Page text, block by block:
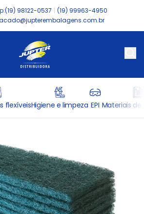
(19) 98122-0537
(19) 99963-4950
flexíveisHigiene e limpeza EPI Materiais de